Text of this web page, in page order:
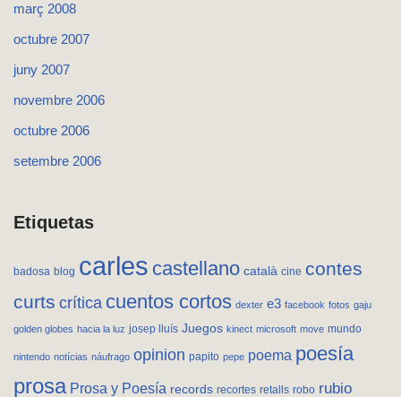
març 2008
octubre 2007
juny 2007
novembre 2006
octubre 2006
setembre 2006
Etiquetas
badosa blog carles castellano català cine contes
curts crítica cuentos cortos dexter e3 facebook fotos gaju
golden globes hacia la luz josep lluís Juegos kinect microsoft move mundo
nintendo notícias náufrago opinion papito pepe poema poesía
prosa Prosa y Poesía records recortes retalls robo rubio